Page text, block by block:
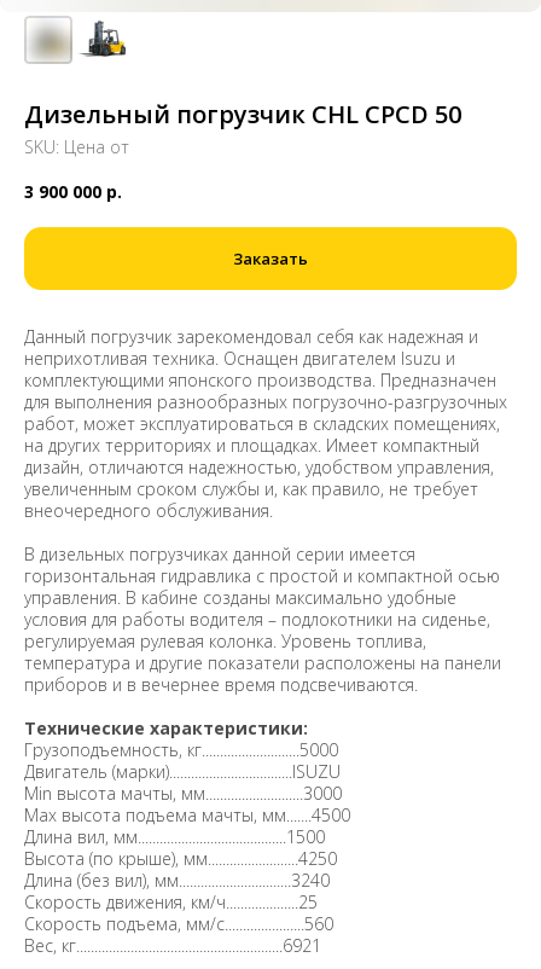
Дизельный погрузчик CHL CPCD 50
SKU: Цена от
3 900 000 р.
Заказать
Данный погрузчик зарекомендовал себя как надежная и
неприхотливая техника. Оснащен двигателем Isuzu и
комплектующими японского производства. Предназначен
для выполнения разнообразных погрузочно-разгрузочных
работ, может эксплуатироваться в складских помещениях,
на других территориях и площадках. Имеет компактный
дизайн, отличаются надежностью, удобством управления,
увеличенным сроком службы и, как правило, не требует
внеочередного обслуживания.
В дизельных погрузчиках данной серии имеется
горизонтальная гидравлика с простой и компактной осью
управления. В кабине созданы максимально удобные
условия для работы водителя – подлокотники на сиденье,
регулируемая рулевая колонка. Уровень топлива,
температура и другие показатели расположены на панели
приборов и в вечернее время подсвечиваются.
Технические характеристики:
Грузоподъемность, кг...........................5000
Двигатель (марки)..................................ISUZU
Min высота мачты, мм...........................3000
Max высота подъема мачты, мм.......4500
Длина вил, мм.........................................1500
Высота (по крыше), мм.........................4250
Длина (без вил), мм...............................3240
Скорость движения, км/ч....................25
Скорость подъема, мм/с......................560
Вес, кг.........................................................6921